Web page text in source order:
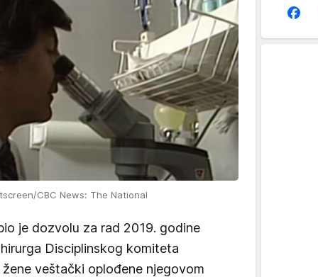
CBC News: The National
je dozvolu za rad 2019. godine
Disciplinskog komiteta
veštački oplođene njegovom